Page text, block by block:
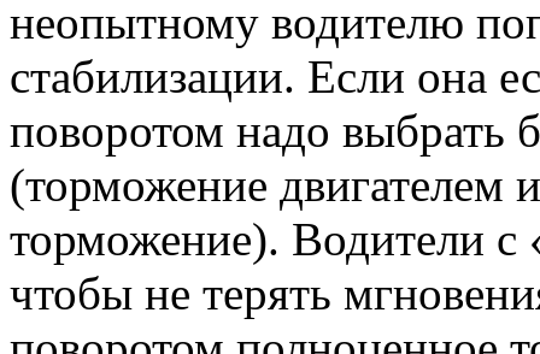
неопытному водителю
стабилизации. Если она
поворотом надо выбрать
(торможение двигателем
торможение). Водители
чтобы не терять